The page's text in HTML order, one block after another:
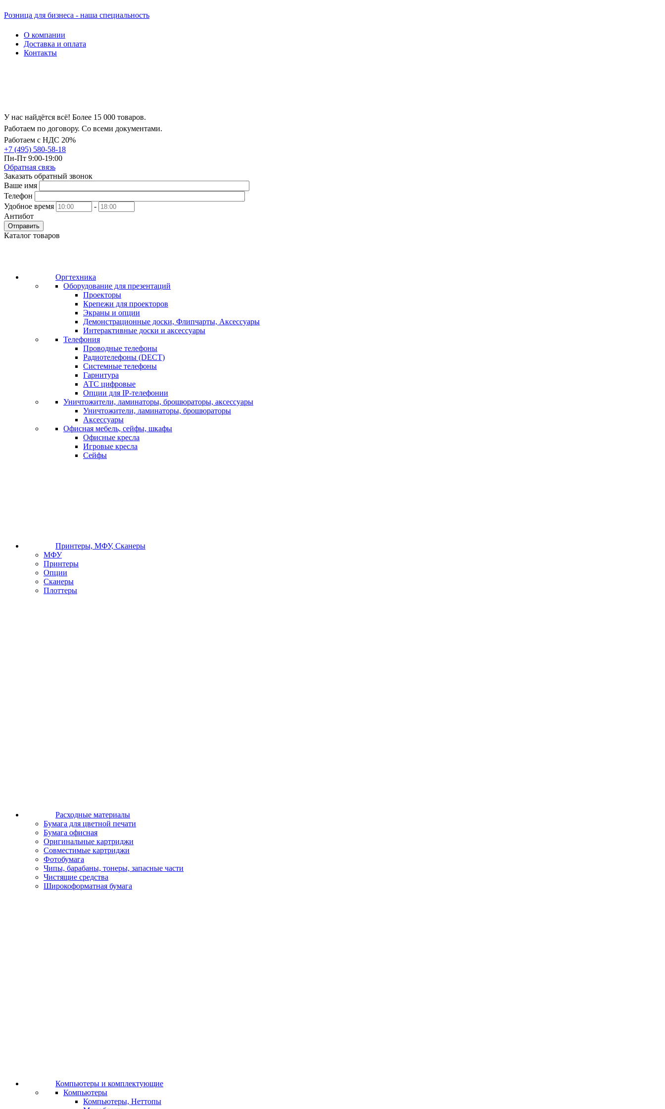
Розница для бизнеса - наша специальность
О компании
Доставка и оплата
Контакты
У нас найдётся всё! Более 15 000 товаров.
Работаем по договору. Со всеми документами.
Работаем с НДС 20%
+7 (495) 580-58-18
Пн-Пт 9:00-19:00
Обратная связь
Заказать обратный звонок
Ваше имя
Телефон
Удобное время
-
Антибот
Отправить
Каталог товаров
Оргтехника
Оборудование для презентаций
Проекторы
Крепежи для проекторов
Экраны и опции
Демонстрационные доски, Флипчарты, Аксессуары
Интерактивные доски и аксессуары
Телефония
Проводные телефоны
Радиотелефоны (DECT)
Системные телефоны
Гарнитура
АТС цифровые
Опции для IP-телефонии
Уничтожители, ламинаторы, брошюраторы, аксессуары
Уничтожители, ламинаторы, брошюраторы
Аксессуары
Офисная мебель, сейфы, шкафы
Офисные кресла
Игровые кресла
Сейфы
Принтеры, МФУ, Сканеры
МФУ
Принтеры
Опции
Сканеры
Плоттеры
Расходные материалы
Бумага для цветной печати
Бумага офисная
Оригинальные картриджи
Совместимые картриджи
Фотобумага
Чипы, барабаны, тонеры, запасные части
Чистящие средства
Широкоформатная бумага
Компьютеры и комплектующие
Компьютеры
Компьютеры, Неттопы